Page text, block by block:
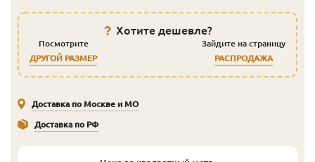
Хотите дешевле?
Посмотрите
ДРУГОЙ РАЗМЕР
Зайдите на страницу
РАСПРОДАЖА
Доставка по Москве и МО
Доставка по РФ